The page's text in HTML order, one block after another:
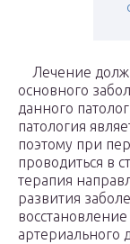
Лечение
основного
данного
патология
поэтому при
проводиться в
терапия
развития
артериального